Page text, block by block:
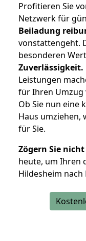
Profitieren Sie
Netzwerk für
Beiladung
vonstattengeht.
besonderen
Zuverlässigkeit.
Leistungen
für Ihren Umzug
Ob Sie nun eine
Haus umziehen,
für Sie.
Zögern Sie nicht
heute, um Ihren
Hildesheim